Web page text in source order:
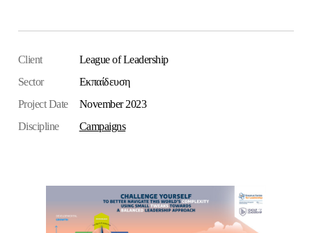
Client
League of Leadership
Sector
Εκπαίδευση
Project Date
November 2023
Discipline
Campaigns